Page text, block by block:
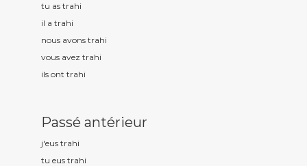
tu as trahi
il a trahi
nous avons trahi
vous avez trahi
ils ont trahi
Passé antérieur
j'eus trahi
tu eus trahi